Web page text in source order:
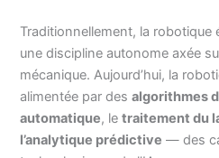
Traditionnellement, la robotique
une discipline autonome axée
mécanique. Aujourd’hui, la
alimentée par desalgorithmes
automatique, letraitement du
l’analytique prédictive — des